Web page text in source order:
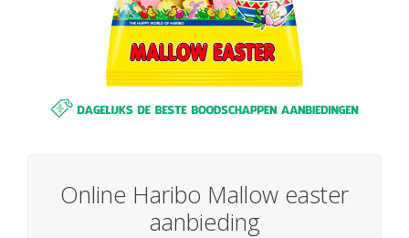
Online Haribo Mallow easter
aanbieding